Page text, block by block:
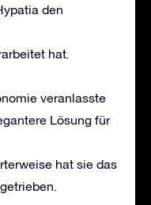
den
hat.
veranlasste
Lösung für
hat sie das